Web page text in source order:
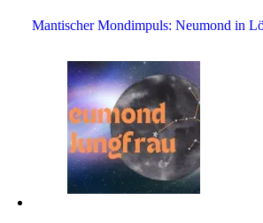
Man­ti­scher Mond­im­puls: Neu­mond in